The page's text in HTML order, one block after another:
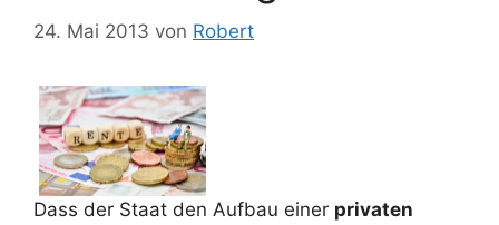
24. Mai 2013 von Robert
Dass der Staat den Aufbau einer privaten